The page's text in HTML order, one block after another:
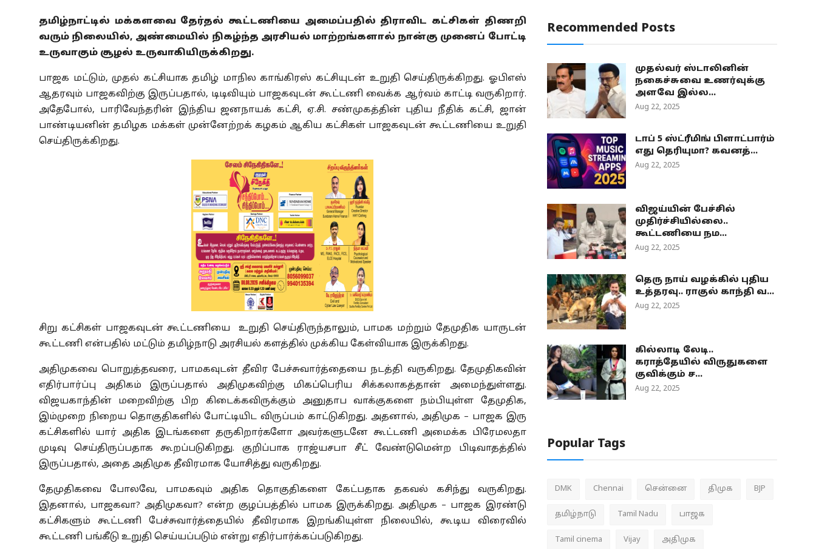
தமிழ்நாட்டில் மக்களவை தேர்தல் கூட்டணியை அமைப்பதில் திராவிட கட்சிகள் திணறி
வரும் நிலையில், அண்மையில் நிகழ்ந்த அரசியல் மாற்றங்களால் நான்கு முனைப் போட்டி
உருவாகும் சூழல் உருவாகியிருக்கிறது.
பாஜக மட்டும், முதல் கட்சியாக தமிழ் மாநில காங்கிரஸ் கட்சியுடன் உறுதி செய்திருக்கிறது. ஓபிஎஸ்
ஆதரவும் பாஜகவிற்கு இருப்பதால், டிடிவியும் பாஜகவுடன் கூட்டணி வைக்க ஆர்வம் காட்டி வருகிறார்.
அதேபோல், பாரிவேந்தரின் இந்திய ஜனநாயக் கட்சி, ஏ.சி. சண்முகத்தின் புதிய நீதிக் கட்சி, ஜான்
பாண்டியனின் தமிழக மக்கள் முன்னேற்றக் கழகம் ஆகிய கட்சிகள் பாஜகவுடன் கூட்டணியை உறுதி
செய்திருக்கிறது.
சிறு கட்சிகள் பாஜகவுடன் கூட்டணியை உறுதி செய்திருந்தாலும், பாமக மற்றும் தேமுதிக யாருடன்
கூட்டணி என்பதில் மட்டும் தமிழ்நாடு அரசியல் களத்தில் முக்கிய கேள்வியாக இருக்கிறது.
அதிமுகவை பொறுத்தவரை, பாமகவுடன் தீவிர பேச்சுவார்த்தையை நடத்தி வருகிறது. தேமுதிகவின்
எதிர்பார்ப்பு அதிகம் இருப்பதால் அதிமுகவிற்கு மிகப்பெரிய சிக்கலாகத்தான் அமைந்துள்ளது.
விஜயகாந்தின் மறைவிற்கு பிற கிடைக்கவிருக்கும் அனுதாப வாக்குகளை நம்பியுள்ள தேமுதிக,
இம்முறை நிறைய தொகுதிகளில் போட்டியிட விருப்பம் காட்டுகிறது. அதனால், அதிமுக – பாஜக இரு
கட்சிகளில் யார் அதிக இடங்களை தருகிறார்களோ அவர்களுடனே கூட்டணி அமைக்க பிரேமலதா
முடிவு செய்திருப்பதாக கூறப்படுகிறது. குறிப்பாக ராஜ்யசபா சீட் வேண்டுமென்ற பிடிவாதத்தில்
இருப்பதால், அதை அதிமுக தீவிரமாக யோசித்து வருகிறது.
தேமுதிகவை போலவே, பாமகவும் அதிக தொகுதிகளை கேட்பதாக தகவல் கசிந்து வருகிறது.
இதனால், பாஜகவா? அதிமுகவா? என்ற குழப்பத்தில் பாமக இருக்கிறது. அதிமுக – பாஜக இரண்டு
கட்சிகளும் கூட்டணி பேச்சுவார்த்தையில் தீவிரமாக இறங்கியுள்ள நிலையில், கூடிய விரைவில்
கூட்டணி பங்கீடு உறுதி செய்யப்படும் என்று எதிர்பார்க்கப்படுகிறது.
Recommended Posts
முதல்வர் ஸ்டாலினின்
நகைச்சுவை உணர்வுக்கு
அளவே இல்ல...
Aug 22, 2025
டாப் 5 ஸ்ட்ரீமிங் பிளாட்பார்ம்
எது தெரியுமா? கவனத்...
Aug 22, 2025
விஜய்யின் பேச்சில்
முதிர்ச்சியில்லை..
கூட்டணியை நம...
Aug 22, 2025
தெரு நாய் வழக்கில் புதிய
உத்தரவு.. ராகுல் காந்தி வ...
Aug 22, 2025
கில்லாடி லேடி..
கராத்தேயில் விருதுகளை
குவிக்கும் ச...
Aug 22, 2025
Popular Tags
DMK Chennai சென்னை திமுக BJP
தமிழ்நாடு Tamil Nadu பாஜக
Tamil cinema Vijay அதிமுக